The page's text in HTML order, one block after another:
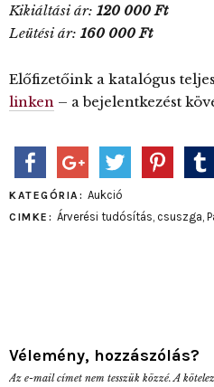
Kikiáltási ár: 120 000 Ft
Leütési ár: 160 000 Ft
Előfizetőink a katalógus
linken – a bejelentkezést
KATEGÓRIA: Aukció
CIMKE: Árverési tudósítás csuszga
Vélemény, hozzászólás?
Az e-mail címet nem tesszük közzé. A